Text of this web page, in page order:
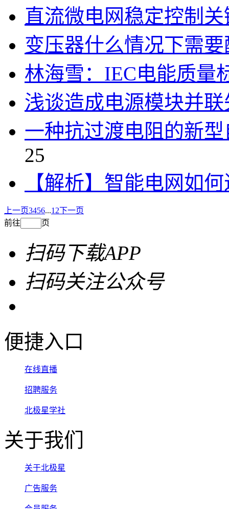
直流微电网稳定控制
变压器什么情况下需
林海雪：IEC电能质量
浅谈造成电源模块并
一种抗过渡电阻的新
25
【解析】智能电网如
上一页3456...12下一页
前往
页
扫码下载APP
扫码关注公众号
便捷入口
在线直播
招聘服务
北极星学社
关于我们
关于北极星
广告服务